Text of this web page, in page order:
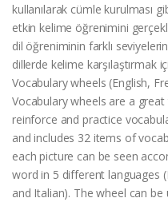
kullanılarak cümle kurulması
etkin kelime öğrenimini
dil öğreniminin farklı
dillerde kelime karşılaştırmak
Vocabulary wheels (English,
Vocabulary wheels are a
reinforce and practice
and includes 32 items of
each picture can be seen
word in 5 different languages
and Italian). The wheel can